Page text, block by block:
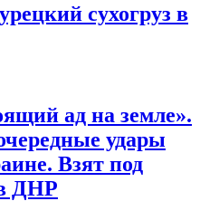
сухогруз в
ад на земле».
удары
Взят под
ДНР